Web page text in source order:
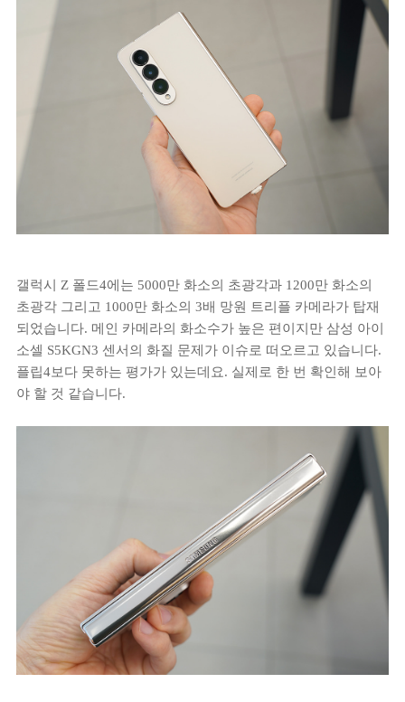
갤럭시 Z 폴드4에는 5000만 화소의 초광각과 1200만 화소의
초광각 그리고 1000만 화소의 3배 망원 트리플 카메라가 탑재
되었습니다. 메인 카메라의 화소수가 높은 편이지만 삼성 아이
소셀 S5KGN3 센서의 화질 문제가 이슈로 떠오르고 있습니다.
플립4보다 못하는 평가가 있는데요. 실제로 한 번 확인해 보아
야 할 것 같습니다.